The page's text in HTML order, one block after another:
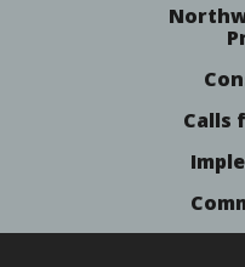
Calls